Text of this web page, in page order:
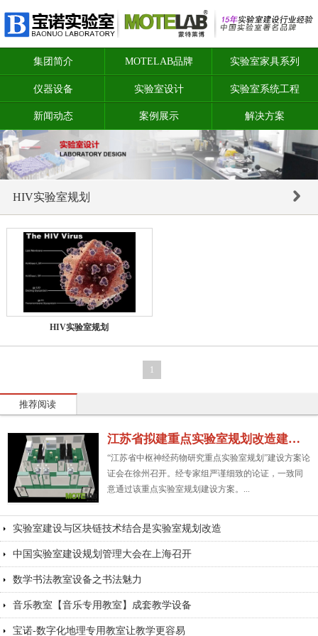
集团简介 MOTELAB品牌 实验室家具系列
仪器设备 实验室设计 实验室系统工程
新闻动态 案例展示 解决方案
HIV实验室规划
HIV实验室规划
1
推荐阅读
江苏省拟建重点实验室规划改造建设方案
“江苏省中枢神经药物研究重点实验室规划”建设方案论
证会在徐州召开。经专家组严谨细致的论证，一致同
意通过该重点实验室规划建设方案。...
实验室建设与区块链技术结合是实验室规划改造
中国实验室建设规划管理大会在上海召开
数学书法教室设备之书法魅力
音乐教室【音乐专用教室】成套教学设备
宝诺-数字化地理专用教室让教学更容易